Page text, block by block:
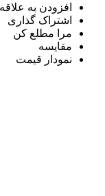
افزودن به
اشتراک گذاری
مرا مطلع کن
مقایسه
نمودار قیمت